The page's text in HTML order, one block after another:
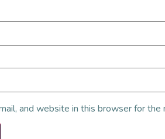
and website in this browser for